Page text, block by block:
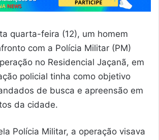
quarta-feira (12), um homem
com a Polícia Militar (PM)
no Residencial Jaçanã, em
policial tinha como objetivo
de busca e apreensão em
da cidade.
Polícia Militar, a operação visava